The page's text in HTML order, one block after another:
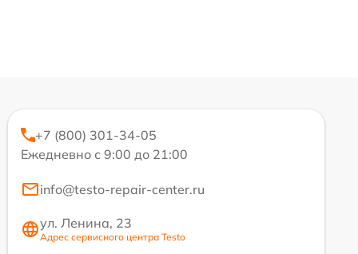
+7 (800) 301-34-05
Ежедневно с 9:00 до 21:00
info@testo-repair-center.ru
ул. Ленина, 23
Адрес сервисного центра Testo